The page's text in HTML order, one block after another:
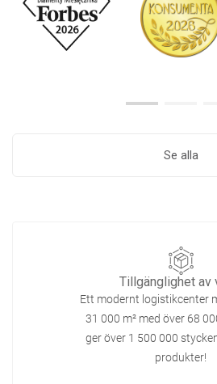
Se alla
Tillgänglighet av
Ett modernt logistikcenter
31 000 m² med över 68
ger över 1 500 000
produkter!